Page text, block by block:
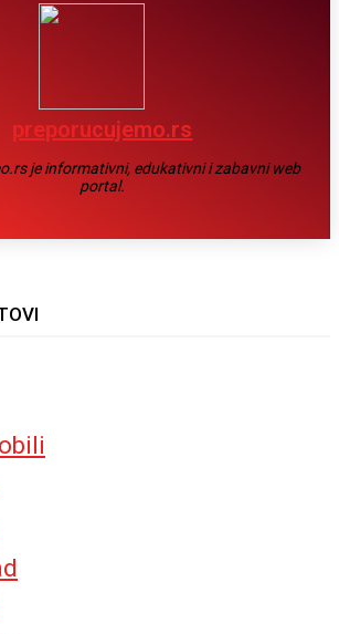
preporucujemo.rs
je informativni, edukativni i zabavni web
portal.